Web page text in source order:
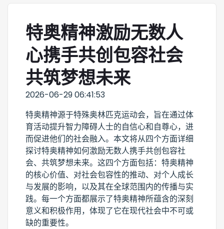
特奥精神激励无数人
心携手共创包容社会
共筑梦想未来
2026-06-29 06:41:53
特奥精神源于特殊奥林匹克运动会，旨在通过体
育活动提升智力障碍人士的自信心和自尊心，进
而促进他们的社会融入。本文将从四个方面详细
探讨特奥精神如何激励无数人携手共创包容社
会、共筑梦想未来。这四个方面包括：特奥精神
的核心价值、对社会包容性的推动、对个人成长
与发展的影响，以及其在全球范围内的传播与实
践。每一个方面都展示了特奥精神所蕴含的深刻
意义和积极作用，体现了它在现代社会中不可或
缺的重要性。